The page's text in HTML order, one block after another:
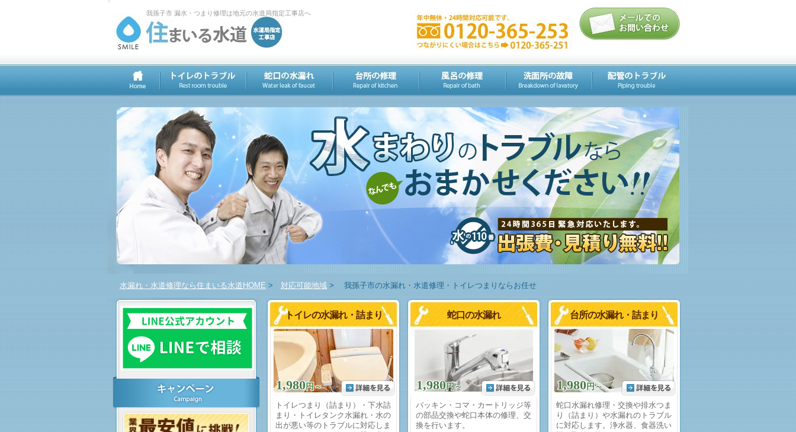
我孫子市 漏水・つまり修理は地元の水道局指定工事店へ
水漏れ・水道修理なら住まいる水道HOME > 対応可能地域 > 我孫子市の水漏れ・水道修理・トイレつまりならお任せ
トイレの水漏れ・詰まり
1,980 円～
トイレつまり（詰まり）・下水詰
まり・トイレタンク水漏れ・水の
出が悪い等のトラブルに対応しま
蛇口の水漏れ
1,980 円～
パッキン・コマ・カートリッジ等
の部品交換や蛇口本体の修理、交
換を行います。
台所の水漏れ・詰まり
1,980 円～
蛇口水漏れ修理・交換や排水つま
り（詰まり）や水漏れのトラブル
に対応します。浄水器、食器洗い